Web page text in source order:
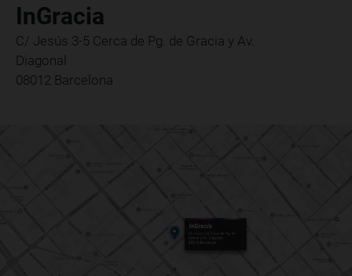
InGracia
C/ Jesús 3-5 Cerca de Pg. de Gracia y Av.
Diagonal
08012 Barcelona